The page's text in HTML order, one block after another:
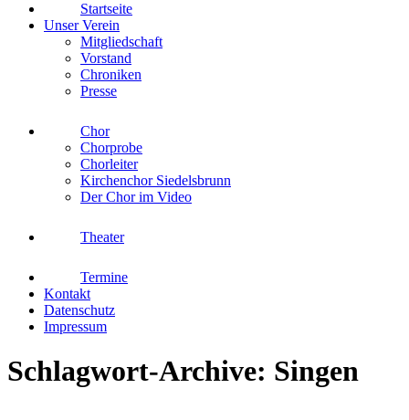
Startseite
Unser Verein
Mitgliedschaft
Vorstand
Chroniken
Presse
Chor
Chorprobe
Chorleiter
Kirchenchor Siedelsbrunn
Der Chor im Video
Theater
Termine
Kontakt
Datenschutz
Impressum
Schlagwort-Archive: Singen